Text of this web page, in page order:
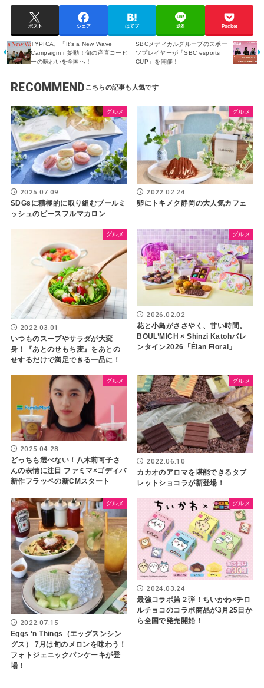
ポスト シェア はてブ 送る Pocket
TYPICA、「It’s a New Wave
Campaigm」始動！旬の産直コーヒ
ーの味わいを全国へ！
SBCメディカルグループのスポー
ツプレイヤーが「SBC esports
CUP」を開催！
RECOMMEND
グルメ
2025.07.09
SDGsに積極的に取り組むブールミ
ッシュのピースフルマカロン
グルメ
2022.02.24
卵にトキメク静岡の大人気カフェ
グルメ
2022.03.01
いつものスープやサラダが大変
身！『あとのせもち麦』をあとの
せするだけで満足できる一品に！
グルメ
2026.02.02
花と小鳥がささやく、甘い時間。
BOUL’MICH × Shinzi Katohバレ
ンタイン2026「Élan Floral」
グルメ
2025.04.28
どっちも選べない！八木莉可子さ
んの表情に注目 ファミマ×ゴディバ
新作フラッペの新CMスタート
グルメ
2022.06.10
カカオのアロマを堪能できるタブ
レットショコラが新登場！
グルメ
2022.07.15
Eggs ‘n Things（エッグスンシン
グス） 7月は旬のメロンを味わう！
フォトジェニックパンケーキが登
場！
グルメ
2024.03.24
最強コラボ第２弾！ちいかわ×チロ
ルチョコのコラボ商品が3月25日か
ら全国で発売開始！